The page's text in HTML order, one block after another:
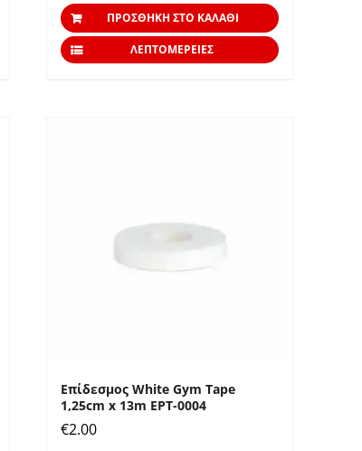
ΠΡΟΣΘΉΚΗ ΣΤΟ ΚΑΛΆΘΙ
ΛΕΠΤΟΜΈΡΕΙΕΣ
Επίδεσμος White Gym Tape
1,25cm x 13m EPT-0004
€2.00